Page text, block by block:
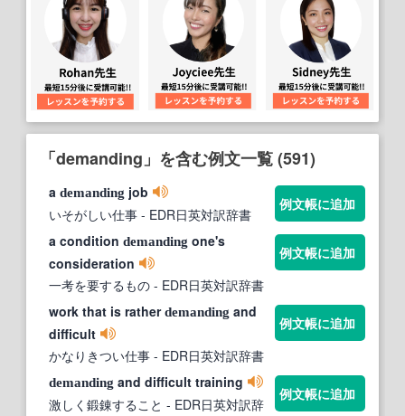
「demanding」を含む例文一覧 (591)
a demanding job
いそがしい仕事 - EDR日英対訳辞書
例文帳に追加
a condition demanding one's
consideration
一考を要するもの - EDR日英対訳辞書
例文帳に追加
work that is ratherdemanding and
difficult
かなりきつい仕事 - EDR日英対訳辞書
例文帳に追加
demanding and difficult training
激しく鍛錬すること - EDR日英対訳辞
例文帳に追加